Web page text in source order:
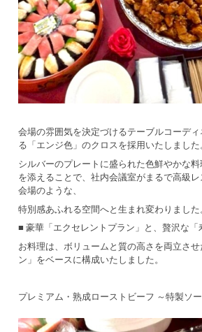
会場の雰囲気を決定づけるテーブルコーデ
る「エンジ色」のクロスを採用いたしました
シルバーのプレートに盛られた色鮮やかな
を添えることで、社内会議室がまるで高級
会場のような、
特別感あふれる空間へと生まれ変わりました
■ 豪華「エクセレントプラン」と、贅沢な「
お料理は、ボリュームと質の高さを両立さ
ン」をベースに構成いたしました。
プレミアム・熟成ローストビーフ ～特製ソ